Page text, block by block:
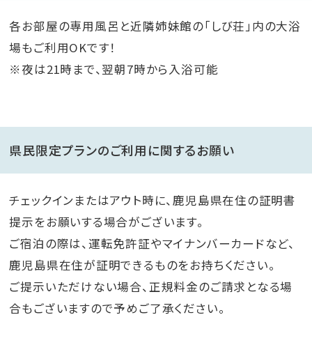
各お部屋の専用風呂と近隣姉妹館の「しび荘」内の大浴
場もご利用OKです！
※夜は21時まで、翌朝7時から入浴可能
県民限定プランのご利用に関するお願い
チェックインまたはアウト時に、鹿児島県在住の証明書
提示をお願いする場合がございます。
ご宿泊の際は、運転免許証やマイナンバーカードなど、
鹿児島県在住が証明できるものをお持ちください。
ご提示いただけない場合、正規料金のご請求となる場
合もございますので予めご了承ください。